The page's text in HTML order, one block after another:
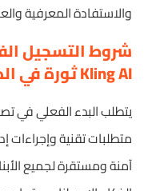
والاستفادة المعرفية
شروط التسجيل
Kling AI ثورة في الذكاء الاصطناعي
يتطلب البدء الفعلي في
متطلبات تقنية وإجراءات